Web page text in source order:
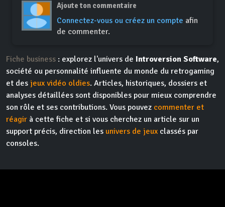
Ajoute ton commentaire
Connectez-vous ou créez un compte afin
de commenter.
Fiche business : explorez l'univers de Introversion Software,
société ou personnalité influente du monde du retrogaming
et des jeux vidéo oldies. Articles, historiques, dossiers et
analyses détaillées sont disponibles pour mieux comprendre
son rôle et ses contributions. Vous pouvez commenter et
réagir à cette fiche et si vous cherchez un article sur un
support précis, direction les univers de jeux classés par
consoles.